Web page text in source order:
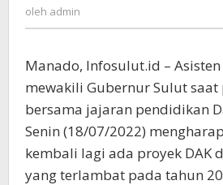
oleh admin
Manado, Infosulut.id –
mewakili Gubernur Sulut
bersama jajaran pendidikan
Senin (18/07/2022)
kembali lagi ada proyek DAK
yang terlambat pada tahun